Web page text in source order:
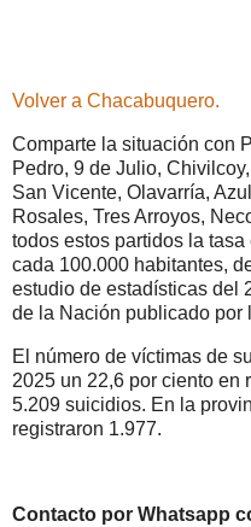
Volver a Chacabuquero.
Comparte la situación con
Pedro, 9 de Julio,
San Vicente, Olavarría,
Rosales, Tres Arroyos,
todos estos partidos la
cada 100.000 habitantes,
estudio de estadísticas del
de la Nación publicado por
El número de víctimas de
2025 un 22,6 por ciento en
5.209 suicidios. En la
registraron 1.977.
Contacto por Whatsapp